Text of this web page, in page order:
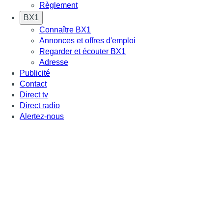
Règlement
BX1
Connaître BX1
Annonces et offres d'emploi
Regarder et écouter BX1
Adresse
Publicité
Contact
Direct tv
Direct radio
Alertez-nous